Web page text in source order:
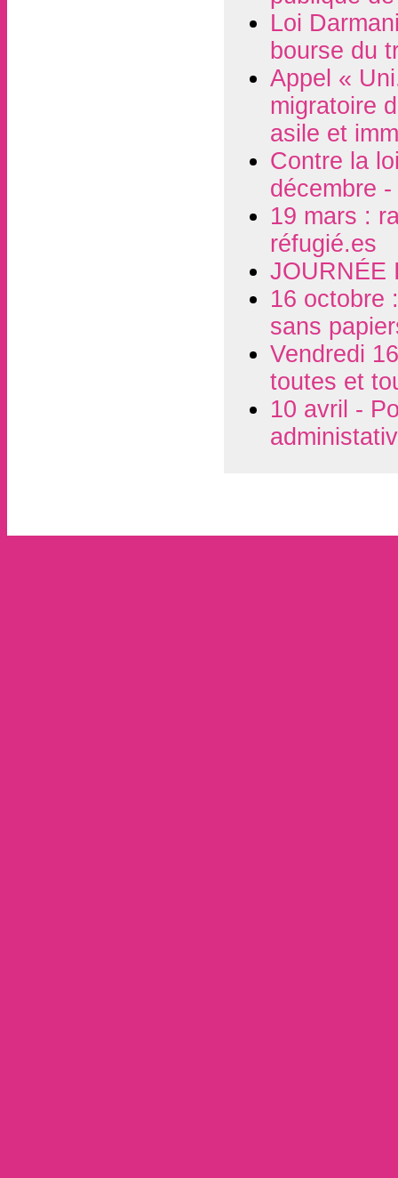
Loi
bourse du
Appel «
migratoire
asile et
Contre la
décembre
19 mars :
réfugié.es
JOURNÉE
16 octobre
sans
Vendredi
toutes et
10 avril -